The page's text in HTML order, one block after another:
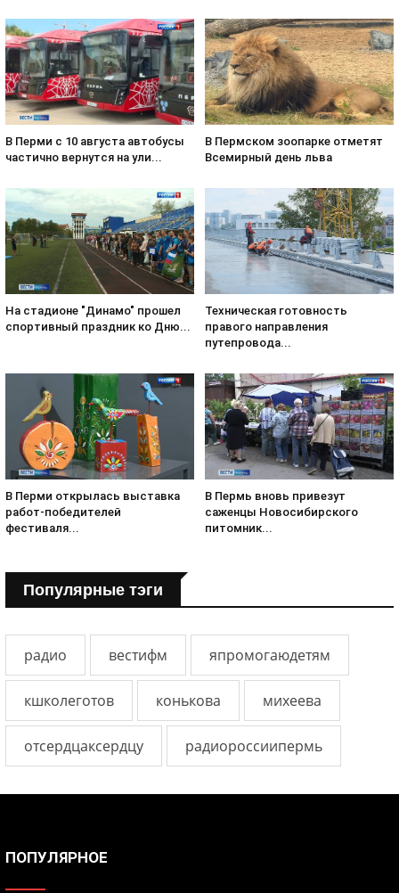
В Перми с 10 августа автобусы
частично вернутся на ули...
В Пермском зоопарке отметят
Всемирный день льва
На стадионе "Динамо" прошел
спортивный праздник ко Дню...
Техническая готовность
правого направления
путепровода...
В Перми открылась выставка
работ-победителей
фестиваля...
В Пермь вновь привезут
саженцы Новосибирского
питомник...
Популярные тэги
радио вестифм япромогаюдетям
кшколеготов конькова михеева
отсердцаксердцу радиороссиипермь
ПОПУЛЯРНОЕ